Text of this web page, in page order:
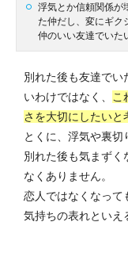
浮気とか信頼関係が
た仲だし、変にギク
仲のいい友達でいた
別れた後も友達でい
いわけではなく、
こ
さを大切にしたいと
とくに、浮気や裏切
別れた後も気まず
なくありません。
恋人ではなくなって
気持ちの表れといえ